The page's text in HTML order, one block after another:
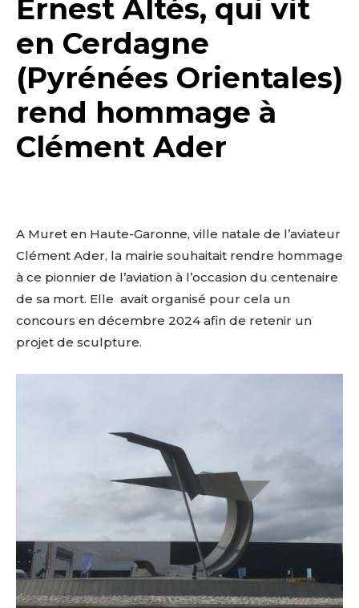
Ernest Altés, qui vit
en Cerdagne
(Pyrénées Orientales)
rend hommage à
Clément Ader
A Muret en Haute-Garonne, ville natale de l’aviateur
Clément Ader, la mairie souhaitait rendre hommage
à ce pionnier de l’aviation à l’occasion du centenaire
de sa mort. Elle avait organisé pour cela un
concours en décembre 2024 afin de retenir un
projet de sculpture.